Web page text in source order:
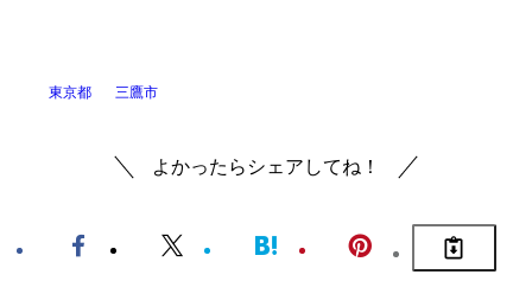
東京都 三鷹市
よかったらシェアしてね！